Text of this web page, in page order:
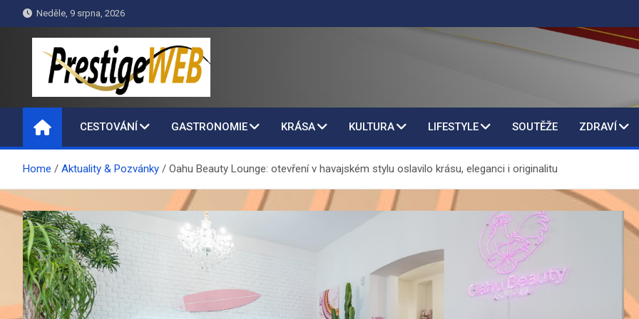
to
Neděle, 9 srpna, 2026
PrestigeWEB
CESTOVÁNÍ GASTRONOMIE KRÁSA KULTURA LIFESTYLE SOUTĚŽE ZDRAVÍ
Home Aktuality & Pozvánky Oahu Beauty Lounge: otevření v havajském stylu oslavilo krásu, eleganci i originalitu